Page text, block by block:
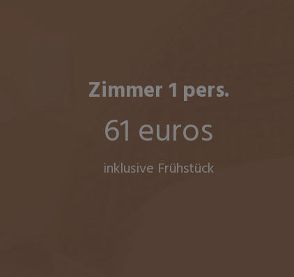
Zimmer 1 pers.
61 euros
inklusive Frühstück